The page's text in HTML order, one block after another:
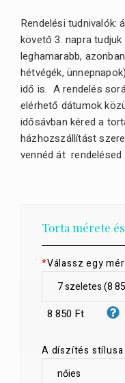
Rendelési tudnivalók:
követő 3. napra
leghamarabb,
hétvégék,
idő is. A rendelés
elérhető dátumok
idősávban kéred a
házhozszállítást
vennéd át
Torta mérete
*Válassz egy
8 850 Ft
A díszítés stílusa